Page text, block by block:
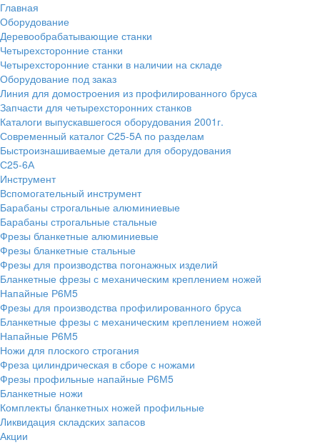
Главная
Оборудование
Деревообрабатывающие станки
Четырехсторонние станки
Четырехсторонние станки в наличии на складе
Оборудование под заказ
Линия для домостроения из профилированного бруса
Запчасти для четырехсторонних станков
Каталоги выпускавшегося оборудования 2001г.
Современный каталог С25-5А по разделам
Быстроизнашиваемые детали для оборудования
С25-6А
Инструмент
Вспомогательный инструмент
Барабаны строгальные алюминиевые
Барабаны строгальные стальные
Фрезы бланкетные алюминиевые
Фрезы бланкетные стальные
Фрезы для производства погонажных изделий
Бланкетные фрезы с механическим креплением ножей
Напайные Р6М5
Фрезы для производства профилированного бруса
Бланкетные фрезы с механическим креплением ножей
Напайные Р6М5
Ножи для плоского строгания
Фреза цилиндрическая в сборе с ножами
Фрезы профильные напайные Р6М5
Бланкетные ножи
Комплекты бланкетных ножей профильные
Ликвидация складских запасов
Акции